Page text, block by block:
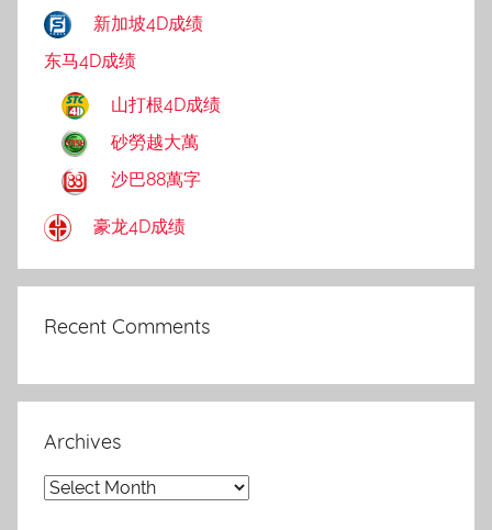
新加坡4D成绩
东马4D成绩
山打根4D成绩
砂勞越大萬
沙巴88萬字
豪龙4D成绩
Recent Comments
Archives
Archives